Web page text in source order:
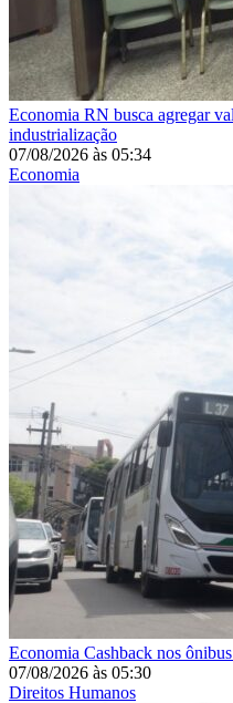
Economia RN busca agregar
industrialização
07/08/2026 às 05:34
Economia
Economia Cashback nos
07/08/2026 às 05:30
Direitos Humanos